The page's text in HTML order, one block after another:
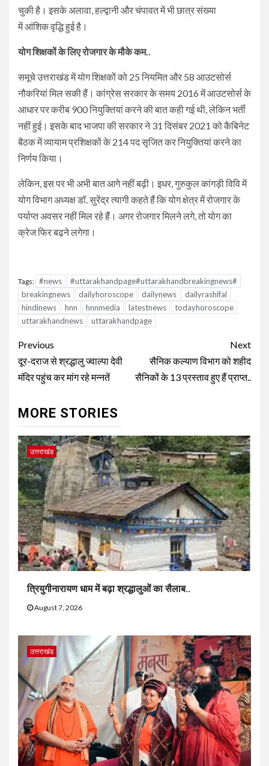
चुकी है। इसके अलावा, हल्द्वानी और चंपावत में भी छात्र संख्या
में आंशिक वृद्धि हुई है।
योग शिक्षकों के लिए रोजगार के मौके कम..
समूचे उत्तराखंड में योग शिक्षकों को 25 नियमित और 58 आउटसोर्स
नौकरियां मिल सकी हैं। कांग्रेस सरकार के समय 2016 में आउटसोर्स के
आधार पर करीब 900 नियुक्तियां करने की बात कही गई थी, लेकिन भर्ती
नहीं हुई। इसके बाद भाजपा की सरकार ने 31 दिसंबर 2021 को कैबिनेट
बैठक में व्यायाम प्रशिक्षकों के 214 पद सृजित कर नियुक्तियां करने का
निर्णय किया।
लेकिन, इस पर भी अभी बात आगे नहीं बढ़ी। इधर, गुरुकुल कांगड़ी विवि में
योग विभाग अध्यक्ष डॉ. सुरेंद्र त्यागी कहते हैं कि योग क्षेत्र में रोजगार के
पर्याप्त अवसर नहीं मिल रहे हैं। अगर रोजगार मिलने लगे, तो योग का
क्रेज फिर बढ़ने लगेगा।
Tags: #news
#uttarakhandpage#uttarakhandbreakingnews#
breakingnews
dailyhoroscope dailynews
dailyrashifal
hindinews
hnn hnnmedia latestnews
todayhoroscope
uttarakhandnews
uttarakhandpage
Continue
Reading
Previous
दूर-दराज से श्रद्धालु ज्वाल्पा देवी
मंदिर पहुंच कर मांग रहे मन्नतें
Next
सैनिक कल्याण विभाग को शहीद
सैनिकों के 13 प्रस्ताव हुए हैं प्राप्त..
MORE STORIES
उत्तराखंड
त्रियुगीनारायण धाम में बढ़ा श्रद्धालुओं का सैलाब..
August 7, 2026
उत्तराखंड